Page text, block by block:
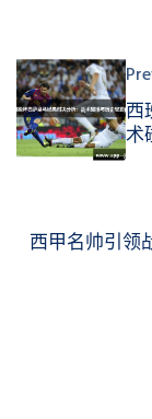
西
术
西甲名帅引领